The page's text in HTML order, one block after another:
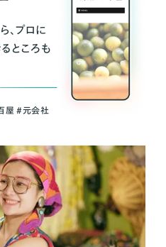
、プロに
ところも
屋 ＃元会社